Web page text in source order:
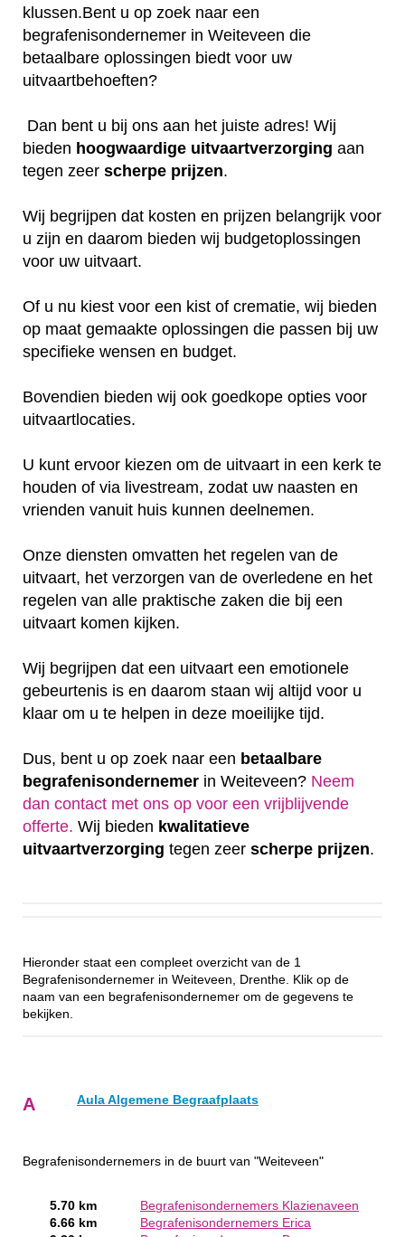
klussen.Bent u op zoek naar een
begrafenisondernemer in Weiteveen die
betaalbare oplossingen biedt voor uw
uitvaartbehoeften?
Dan bent u bij ons aan het juiste adres! Wij
bieden hoogwaardige uitvaartverzorging aan
tegen zeer scherpe prijzen.
Wij begrijpen dat kosten en prijzen belangrijk voor
u zijn en daarom bieden wij budgetoplossingen
voor uw uitvaart.
Of u nu kiest voor een kist of crematie, wij bieden
op maat gemaakte oplossingen die passen bij uw
specifieke wensen en budget.
Bovendien bieden wij ook goedkope opties voor
uitvaartlocaties.
U kunt ervoor kiezen om de uitvaart in een kerk te
houden of via livestream, zodat uw naasten en
vrienden vanuit huis kunnen deelnemen.
Onze diensten omvatten het regelen van de
uitvaart, het verzorgen van de overledene en het
regelen van alle praktische zaken die bij een
uitvaart komen kijken.
Wij begrijpen dat een uitvaart een emotionele
gebeurtenis is en daarom staan wij altijd voor u
klaar om u te helpen in deze moeilijke tijd.
Dus, bent u op zoek naar een betaalbare
begrafenisondernemer in Weiteveen? Neem
dan contact met ons op voor een vrijblijvende
offerte‎. Wij bieden kwalitatieve
uitvaartverzorging tegen zeer scherpe prijzen.
Hieronder staat een compleet overzicht van de 1
Begrafenisondernemer in Weiteveen, Drenthe. Klik op de
naam van een begrafenisondernemer om de gegevens te
bekijken.
A Aula Algemene Begraafplaats
Begrafenisondernemers in de buurt van "Weiteveen"
5.70 km
Begrafenisondernemers Klazienaveen
6.66 km
Begrafenisondernemers Erica